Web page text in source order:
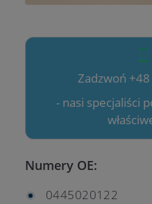
Zadzwoń
- nasi specjaliści
Numery OE:
0445020122